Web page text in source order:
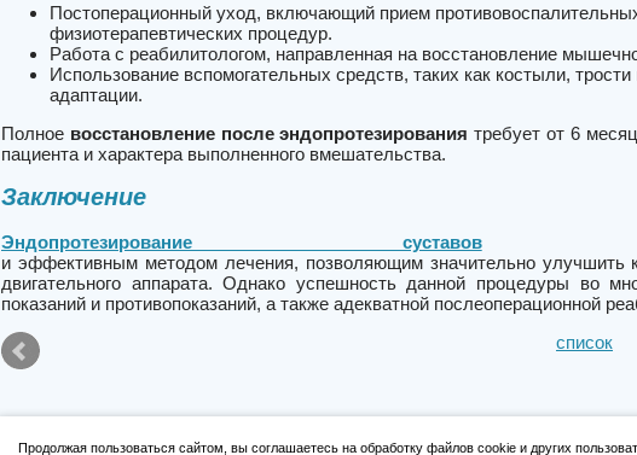
Постоперационный уход, включающий прием
физиотерапевтических процедур.
Работа с реабилитологом, направленная на восстановление
Использование вспомогательных средств, таких как костыли,
адаптации.
Полное восстановление после эндопротезирования требует от 6
пациента и характера выполненного вмешательства.
Заключение
Эндопротезирование суставов
и эффективным методом лечения, позволяющим значительно улучшить
двигательного аппарата. Однако успешность данной процедуры во
показаний и противопоказаний, а также адекватной послеоперационной
список
Продолжая пользоваться сайтом, вы соглашаетесь на обработку файлов cookie и других